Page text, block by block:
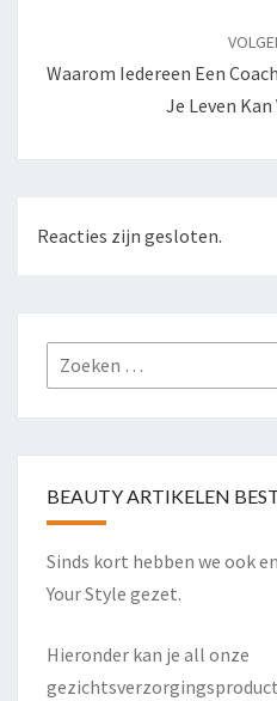
Waarom Iedereen Een
Je Leven
Reacties zijn gesloten.
Zoeken
naar:
BEAUTY ARTIKELEN
Sinds kort hebben we ook
Your Style gezet.
Hieronder kan je all onze